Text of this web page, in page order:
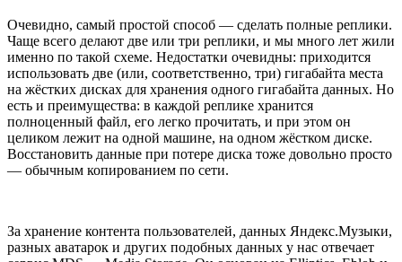
Очевидно, самый простой способ — сделать полные реплики.
Чаще всего делают две или три реплики, и мы много лет жили
именно по такой схеме. Недостатки очевидны: приходится
использовать две (или, соответственно, три) гигабайта места
на жёстких дисках для хранения одного гигабайта данных. Но
есть и преимущества: в каждой реплике хранится
полноценный файл, его легко прочитать, и при этом он
целиком лежит на одной машине, на одном жёстком диске.
Восстановить данные при потере диска тоже довольно просто
— обычным копированием по сети.
За хранение контента пользователей, данных Яндекс.Музыки,
разных аватарок и других подобных данных у нас отвечает